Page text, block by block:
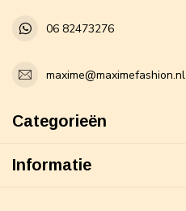
06 82473276
maxime@maximefashion.nl
Categorieën
Informatie